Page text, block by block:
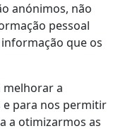
anónimos, não
pessoal
que os
melhorar a
e para nos permitir
a otimizarmos as